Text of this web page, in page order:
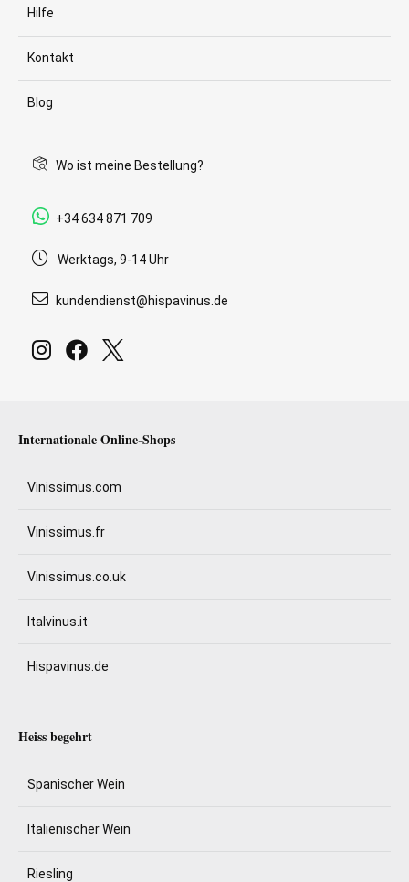
Hilfe
Kontakt
Blog
Wo ist meine Bestellung?
+34 634 871 709
Werktags, 9-14 Uhr
kundendienst@hispavinus.de
Internationale Online-Shops
Vinissimus.com
Vinissimus.fr
Vinissimus.co.uk
Italvinus.it
Hispavinus.de
Heiss begehrt
Spanischer Wein
Italienischer Wein
Riesling